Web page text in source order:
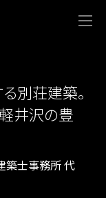
別荘建築。
井沢の豊
築士事務所 代